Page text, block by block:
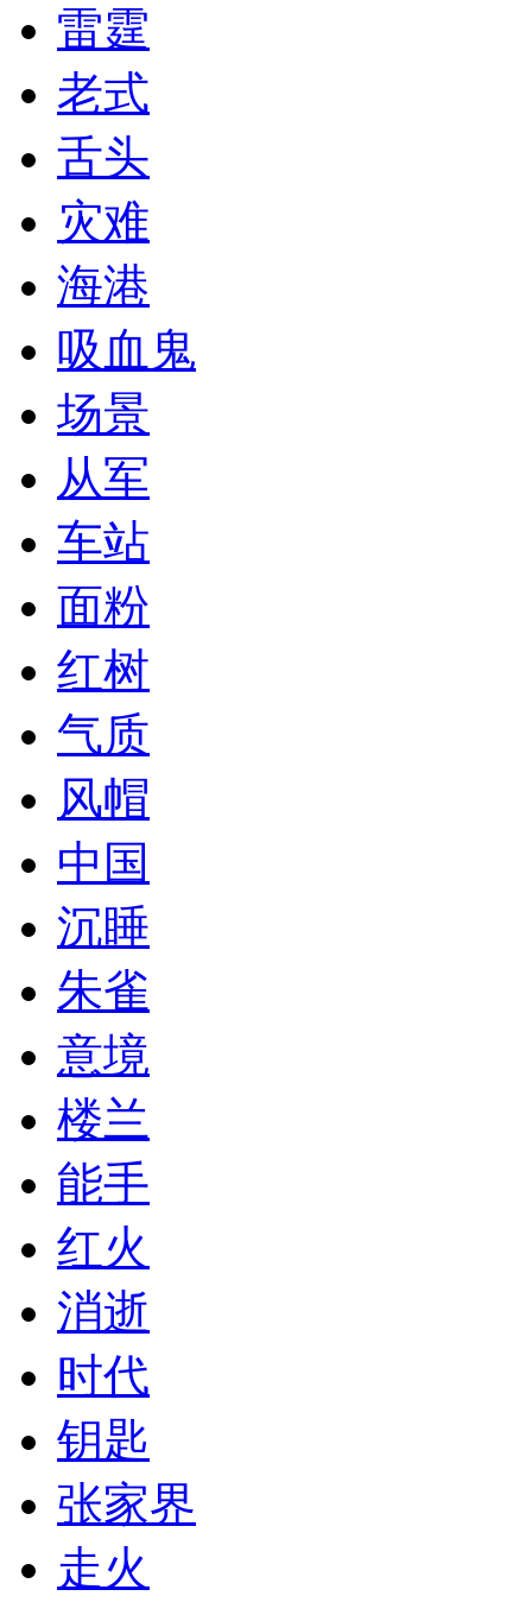
雷霆
老式
舌头
灾难
海港
吸血鬼
场景
从军
车站
面粉
红树
气质
风帽
中国
沉睡
朱雀
意境
楼兰
能手
红火
消逝
时代
钥匙
张家界
走火